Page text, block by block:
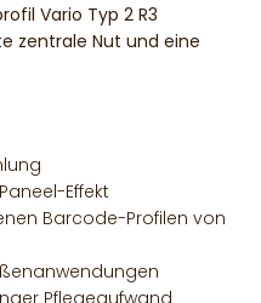
Vario Typ 2 R3
zentrale Nut und eine
Effekt
Barcode-Profilen von